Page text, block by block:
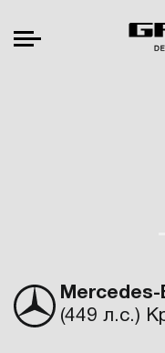
Mercedes-
(449 л.с.)